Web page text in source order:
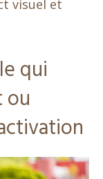
visuel et
qui
ou